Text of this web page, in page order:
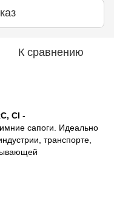
К сравнению
CI -
сапоги. Идеально
транспорте,